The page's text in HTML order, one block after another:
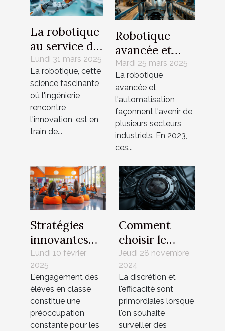
La robotique
au service de
la médecine
Découverte
des
innovations
qui changent
le visage de la
Lundi 31 mars 2025
La robotique, cette
science fascinante
où l'ingénierie
rencontre
l'innovation, est en
train de...
Robotique
avancée et
automatisation
les secteurs
clés
transformés en
2023
Mardi 25 mars 2025
La robotique
avancée et
l'automatisation
façonnent l'avenir de
plusieurs secteurs
industriels. En 2023,
ces...
Stratégies
innovantes
pour
l'engagement
des élèves en
classe
Lundi 10 février
2025
L'engagement des
élèves en classe
constitue une
préoccupation
constante pour les
Comment
choisir le
meilleur
dispositif
d'écoute
espion pour
vos besoins
Jeudi 28 novembre
2024
La discrétion et
l'efficacité sont
primordiales lorsque
l'on souhaite
surveiller des